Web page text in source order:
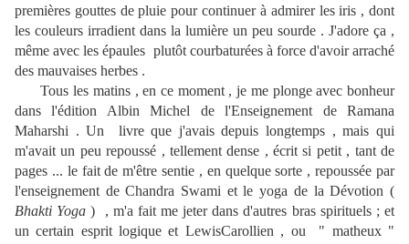
premières gouttes de pluie pour continuer à admirer les iris , dont
les couleurs irradient dans la lumière un peu sourde . J'adore ça ,
même avec les épaules plutôt courbaturées à force d'avoir arraché
des mauvaises herbes .
Tous les matins , en ce moment , je me plonge avec bonheur
dans l'édition Albin Michel de l'Enseignement de Ramana
Maharshi . Un livre que j'avais depuis longtemps , mais qui
m'avait un peu repoussé , tellement dense , écrit si petit , tant de
pages ... le fait de m'être sentie , en quelque sorte , repoussée par
l'enseignement de Chandra Swami et le yoga de la Dévotion (
Bhakti Yoga ) , m'a fait me jeter dans d'autres bras spirituels ; et
un certain esprit logique et LewisCarollien , ou " matheux "